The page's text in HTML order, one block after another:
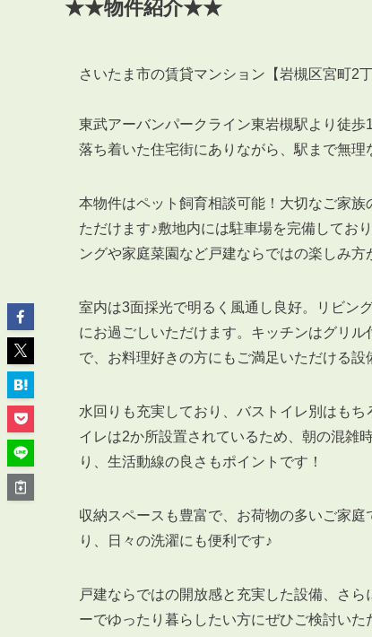
ABOUT 私たちについて
企業理念
スタッフ紹介
グループ会社紹介
SERVICE管理オーナー様限定サービス
管理オーナー様ご紹介制度
投資不動産を売却したい方
賃貸管理を依頼したい方
アパートの大規模修繕について
★★物件紹介★★
さいたま市の賃貸マンション【岩槻区宮町2
東武アーバンパークライン東岩槻駅より徒歩
落ち着いた住宅街にありながら、駅まで無理
本物件はペット飼育相談可能！大切なご家
ただけます♪敷地内には駐車場を完備してお
ングや家庭菜園など戸建ならではの楽しみ方
室内は3面採光で明るく風通し良好。リビン
にお過ごしいただけます。キッチンはグリ
で、お料理好きの方にもご満足いただける設
水回りも充実しており、バストイレ別はも
イレは2か所設置されているため、朝の混雑
り、生活動線の良さもポイントです！
収納スペースも豊富で、お荷物の多いご家
り、日々の洗濯にも便利です♪
戸建ならではの開放感と充実した設備、さ
ーでゆったり暮らしたい方にぜひご検討いた